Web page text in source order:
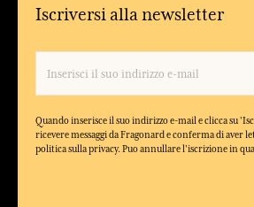
Iscriversi alla newsletter
Quando inserisce il suo indirizzo e-mail e clicca su
ricevere messaggi da Fragonard e conferma di aver
politica sulla privacy. Puo annullare l'iscrizione in